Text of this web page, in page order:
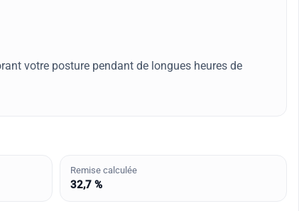
votre posture pendant de longues heures de
Remise calculée
32,7 %